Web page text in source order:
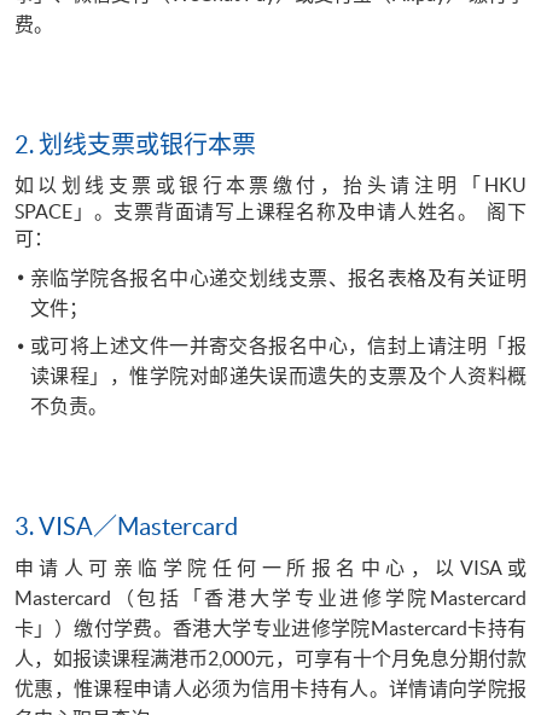
费。
2. 划线支票或银行本票
如以划线支票或银行本票缴付，抬头请注明「 HKU
SPACE 」。支票背面请写上课程名称及申请人姓名。
阁下
可：
亲临学院各报名中心递交划线支票、报名表格及有关证明
文件；
或可将上述文件一并寄交各报名中心，信封上请注明「报
读课程」，惟学院对邮递失误而遗失的支票及个人资料概
不负责。
3.VISA／ Mastercard
申请人可亲临学院任何一所报名中心，以VISA或
Mastercard （包括「香港大学专业进修学院 Mastercard
卡」）缴付学费。香港大学专业进修学院Mastercard卡持有
人，如报读课程满港币2,000元，可享有十个月免息分期付款
优惠，惟课程申请人必须为信用卡持有人。详情请向学院报